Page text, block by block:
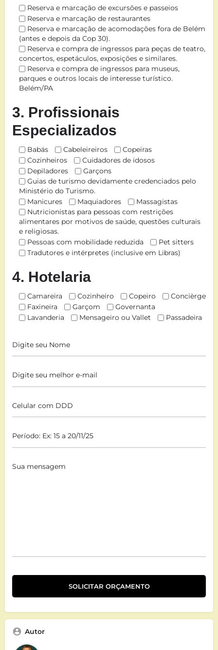
Reserva e marcação de excursões e passeios
Reserva e marcação de restaurantes
Reserva e marcação de acomodações fora de Belém
(antes e depois da Cop 30).
Reserva e compra de ingressos para peças de teatro,
concertos, espetáculos, exposições e similares.
Reserva e compra de ingressos para museus,
parques e outros locais de interesse turístico.
Belém/PA
3. Profissionais
Especializados
Babás Cabeleireiros
Copeiras
Cozinheiros
Cuidadores de idosos
Depiladores
Garçons
Guias de turismo devidamente credenciados pelo
Ministério do Turismo.
Manicures
Maquiadores
Massagistas
Nutricionistas para pessoas com restrições
alimentares por motivos de saúde, questões culturais
e religiosas.
Pessoas com mobilidade reduzida
Pet sitters
Tradutores e intérpretes (inclusive em Libras)
4. Hotelaria
Camareira Cozinheiro Copeiro
Concièrge
Faxineira
Garçom
Governanta
Lavanderia
Mensageiro ou Vallet Passadeira
Autor